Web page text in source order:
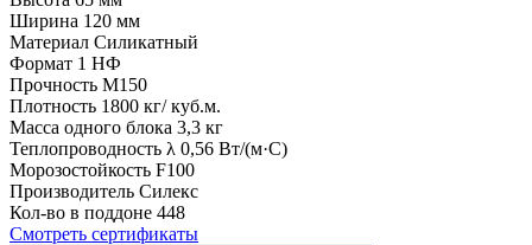
Ширина 120 мм
Материал Силикатный
Формат 1 НФ
Прочность М150
Плотность 1800 кг/ куб.м.
Масса одного блока 3,3 кг
Теплопроводность λ 0,56 Вт/(м·С)
Морозостойкость F100
Производитель Силекс
Кол-во в поддоне 448
Смотреть сертификаты